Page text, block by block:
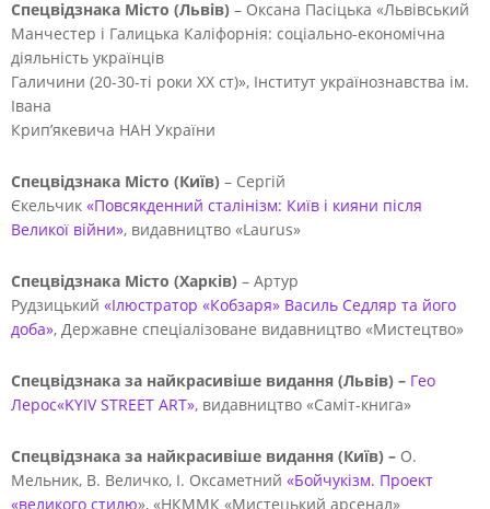
Спецвідзнака Місто (Львів) – Оксана Пасіцька «Львівський
Манчестер і Галицька Каліфорнія: соціально-економічна
діяльність українців
Галичини (20-30-ті роки ХХ ст)», Інститут українознавства ім.
Івана
Крип’якевича НАН України
Спецвідзнака Місто (Київ) – Сергій
Єкельчик «Повсякденний сталінізм: Київ і кияни після
Великої війни», видавництво «Laurus»
Спецвідзнака Місто (Харків) – Артур
Рудзицький «Ілюстратор «Кобзаря» Василь Седляр та його
доба», Державне спеціалізоване видавництво «Мистецтво»
Спецвідзнака за найкрасивіше видання (Львів) – Гео
Лерос«KYIV STREET ART», видавництво «Саміт-книга»
Спецвідзнака за найкрасивіше видання (Київ) – О.
Мельник, В. Величко, І. Оксаметний «Бойчукізм. Проект
«великого стилю», «НКММК «Мистецький арсенал»